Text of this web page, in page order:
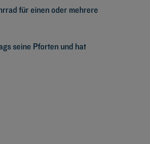
für einen oder mehrere
seine Pforten und hat